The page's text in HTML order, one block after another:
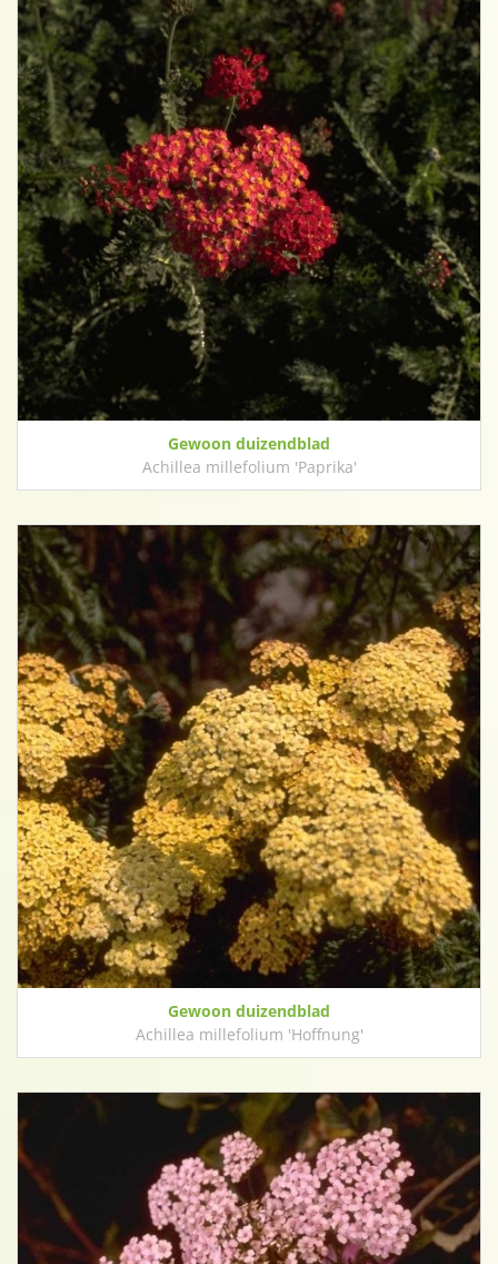
Gewoon duizendblad
Achillea millefolium 'Paprika'
Gewoon duizendblad
Achillea millefolium 'Hoffnung'